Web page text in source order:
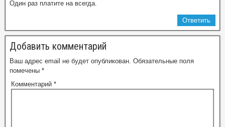
Один раз платите на всегда.
Ответить
Добавить комментарий
Ваш адрес email не будет опубликован. Обязательные поля
помечены *
Комментарий *